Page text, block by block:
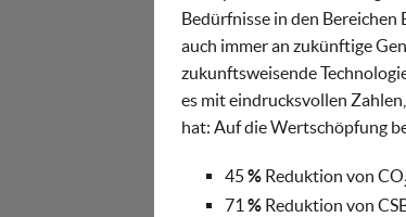
Bedürfnisse in den
auch immer an zukünftige
zukunftsweisende
es mit eindrucksvollen
hat: Auf die Wertschöpfung
45% Reduktion von CO
71 % Reduktion von